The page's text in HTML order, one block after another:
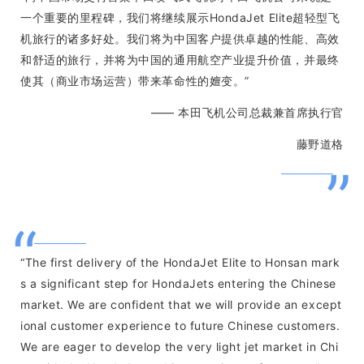
一个重要的里程碑，我们将继续展示HondaJet Elite超轻型飞
机旅行的诸多好处。我们将为中国客户提供卓越的性能、高效
和舒适的旅行，并将为中国的通用航空产业提升价值，并最终
使其（商业市场运营）带来革命性的嬗变。”
—— 本田飞机公司总裁兼首席执行官
藤野道格
”
“
“The first delivery of the HondaJet Elite to Honsan mark
s a significant step for HondaJets entering the Chinese
market. We are confident that we will provide an except
ional customer experience to future Chinese customers.
We are eager to develop the very light jet market in Chi